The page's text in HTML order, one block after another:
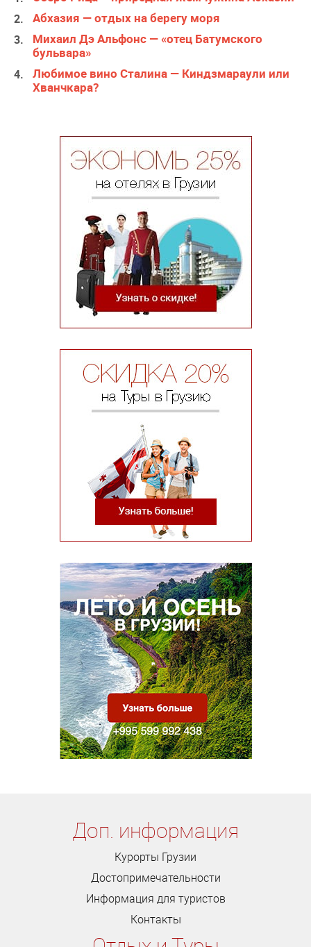
Абхазия — отдых на берегу моря
Михаил Дэ Альфонс — «отец Батумского
бульвара»
Любимое вино Сталина — Киндзмараули или
Хванчкара?
Доп. информация
Курорты Грузии
Достопримечательности
Информация для туристов
Контакты